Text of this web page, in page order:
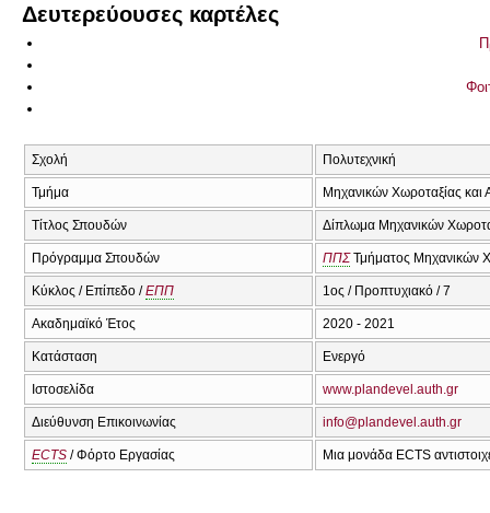
Δευτερεύουσες καρτέλες
Σχολή Πολυτεχνική
Τμήμα Μηχανικών Χωροταξίας και
Τίτλος Σπουδών Δίπλωμα Μηχανικών
Πρόγραμμα Σπουδών ΠΠΣΤμήματος Μηχανικών
Κύκλος / Επίπεδο /ΕΠΠ 1ος / Προπτυχιακό / 7
Ακαδημαϊκό Έτος 2020 - 2021
Κατάσταση Ενεργό
Ιστοσελίδα www.plandevel.auth.gr
Διεύθυνση Επικοινωνίας info@plandevel.auth.gr
ECTS / Φόρτο Εργασίας Μια μονάδα ECTS